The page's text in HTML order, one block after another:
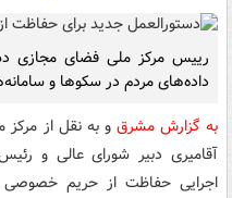
رییس مرکز ملی فضای مجازی
داده‌های مردم در سکوها و
به گزارش مشرق و به نقل از
آقامیری دبیر شورای عالی و
اجرایی حفاظت از حریم خصوصی